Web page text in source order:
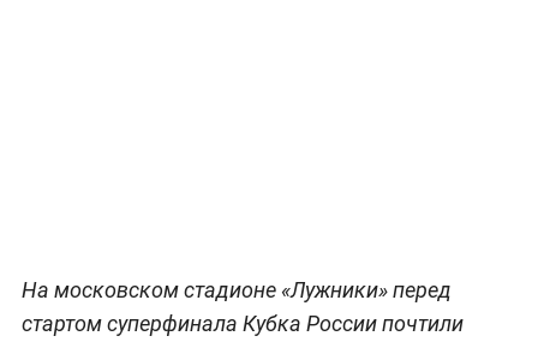
На московском стадионе «Лужники» перед
стартом суперфинала Кубка России почтили